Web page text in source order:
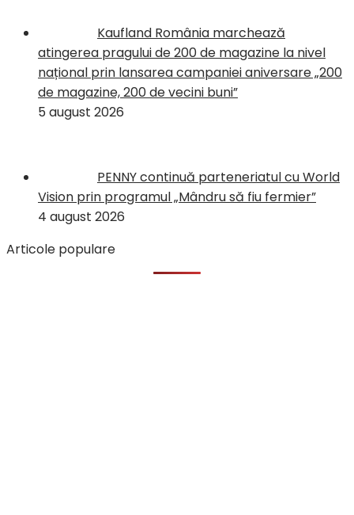
Kaufland România marchează
atingerea pragului de 200 de magazine la nivel
național prin lansarea campaniei aniversare „200
de magazine, 200 de vecini buni”
5 august 2026
PENNY continuă parteneriatul cu World
Vision prin programul „Mândru să fiu fermier”
4 august 2026
Articole populare